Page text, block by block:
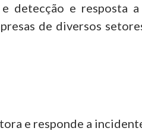
detecção e resposta
de diversos
e responde a